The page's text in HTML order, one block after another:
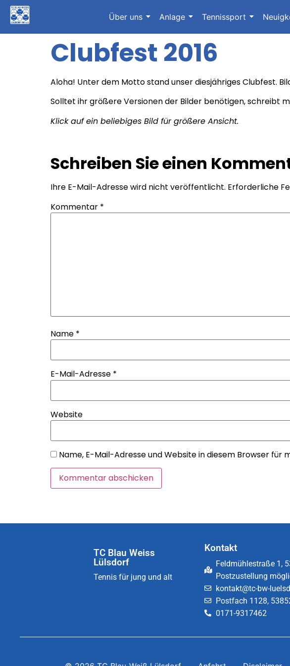
Über uns Anlage Tennissport
Clubfest 2016
Aloha! Unter dem Motto stand unser diesjähriges Clubfest.
Solltet ihr größere Versionen der Bilder benötigen,
Klick auf ein beliebiges Bild für größere Ansicht.
Schreiben Sie einen
Ihre E-Mail-Adresse wird nicht veröffentlicht. Erforderliche
Kommentar *
Name *
E-Mail-Adresse *
Website
Name, E-Mail-Adresse und Website in diesem Browser
TC Blau Weiss
Lülsdorf
Tennis für jung und alt
Kontakt
Feldmühlestraße 1,
Postzustellung
kontakt@tc-bw-
Postfach 1128,
0171-9317462​